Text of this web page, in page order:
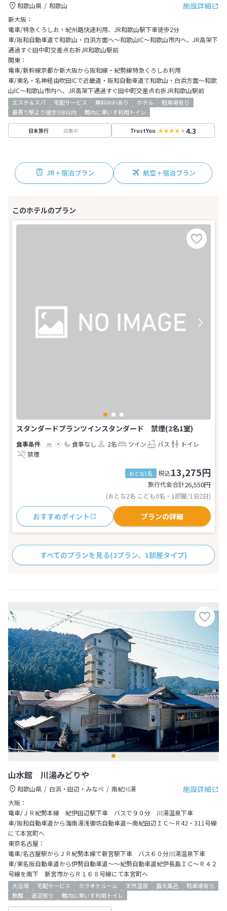
施設詳細
和歌山県
和歌山
新大阪：
電車/特急くろしお・紀州路快速利用、JR和歌山駅下車徒歩2分
車/阪和自動車道で和歌山・白浜方面へ～和歌山IC～和歌山市内へ、JR高架下
通過すぐ田中町交差点右折JR和歌山駅前
関東：
電車/新幹線京都か新大阪から阪和線・紀勢線特急くろしお利用
車/東名・名神経由吹田ICで近畿道・阪和自動車道で和歌山・白浜方面～和歌
山IC～和歌山市内へ、JR高架下通過すぐ田中町交差点右折JR和歌山駅前
エステ＆スパ 宅配サービス 無料WiFiあり ホテル
駐車場有り
最寄り駅より徒歩5分以内
館内に車いす利用トイレ
日本旅行 収集中 TrustYou 4.3
JR＋宿泊プラン 航空＋宿泊プラン
スタンダードプランツインスタンダード 禁煙(2名1室)
食事なし 2名 ツイン バス
トイレ
禁煙
おとな1名 税込13,275円
旅行代金合計26,550円
(おとな2名 こども0名・1部屋/1泊2日)
おすすめポイント プランの詳細
すべてのプランを見る(2プラン、1部屋タイプ)
山水館 川湯みどりや
施設詳細
和歌山県 白浜・田辺・みなべ
南紀川湯
大阪：
電車/ＪＲ紀勢本線 紀伊田辺駅下車 バスで９０分 川湯温泉下車
車/阪和自動車道から海南湯浅御坊自動車道～南紀田辺ＩＣ～Ｒ42・311号線
にて本宮町へ
東京名古屋：
電車/名古屋駅からＪＲ紀勢本線で新宮駅下車 バス６０分川湯温泉下車
車/東名阪自動車道から伊勢自動車道～～紀勢自動車道紀伊長島ＩＣ～Ｒ４２
号線を南下 新宮市からＲ１６８号線にて本宮町へ
大浴場 宅配サービス カラオケルーム 天然温泉 露天風呂
駐車場有り
旅館
送迎有り 館内に車いす利用トイレ